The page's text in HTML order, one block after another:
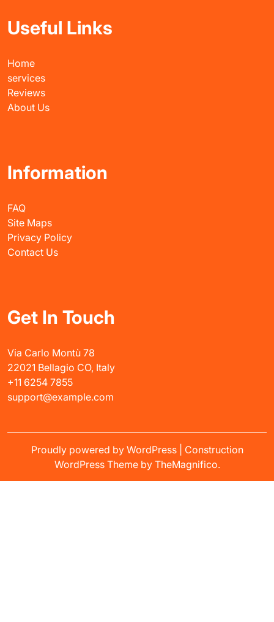
Useful Links
Home
services
Reviews
About Us
Information
FAQ
Site Maps
Privacy Policy
Contact Us
Get In Touch
Via Carlo Montù 78
22021 Bellagio CO, Italy
+11 6254 7855
support@example.com
Proudly powered by WordPress
Construction
WordPress Theme by TheMagnifico.